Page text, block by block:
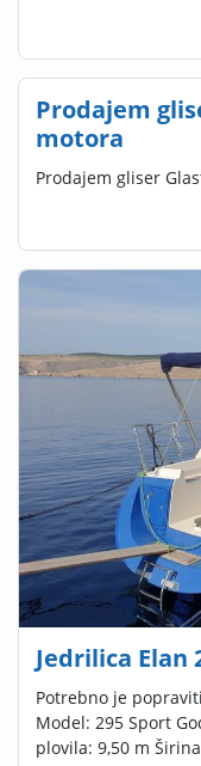
Prodajem
motora
Prodajem gliser
Jedrilica Elan
Potrebno je
Model: 295 Sport
plovila: 9,50 m